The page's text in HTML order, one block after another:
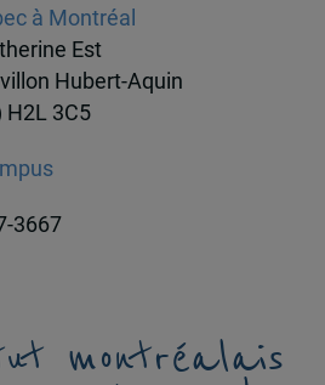
à Montréal
Est
Hubert-Aquin
H2L 3C5
3667
montréalais